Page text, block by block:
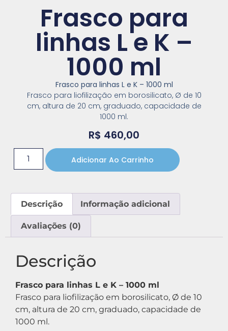
Frasco para
linhas L e K –
1000 ml
Frasco para linhas L e K – 1000 ml
Frasco para liofilização em borosilicato, Ø de 10
cm, altura de 20 cm, graduado, capacidade de
1000 ml.
R$ 460,00
Adicionar Ao Carrinho
Descrição Informação adicional
Avaliações (0)
Descrição
Frasco para linhas L e K – 1000 ml
Frasco para liofilização em borosilicato, Ø de 10
cm, altura de 20 cm, graduado, capacidade de
1000 ml.